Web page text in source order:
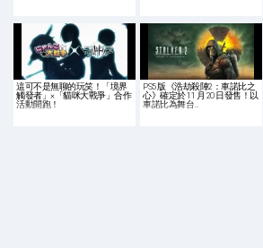
這可不是無聊的玩笑！「境界
觸發者」×「貓咪大戰爭」合作
活動開跑！
PS5 版《浩劫殺陣2：車諾比之
心》確定於 11 月 20 日發售！以
車諾比為舞台…